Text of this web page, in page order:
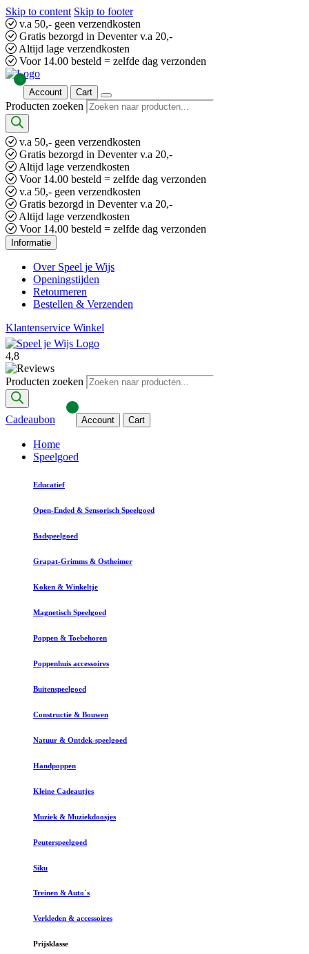
Skip to content Skip to footer
v.a 50,- geen verzendkosten
Gratis bezorgd in Deventer v.a 20,-
Altijd lage verzendkosten
Voor 14.00 besteld = zelfde dag verzonden
Account Cart
Producten zoeken
v.a 50,- geen verzendkosten
Gratis bezorgd in Deventer v.a 20,-
Altijd lage verzendkosten
Voor 14.00 besteld = zelfde dag verzonden
v.a 50,- geen verzendkosten
Gratis bezorgd in Deventer v.a 20,-
Altijd lage verzendkosten
Voor 14.00 besteld = zelfde dag verzonden
Informatie
Over Speel je Wijs
Openingstijden
Retourneren
Bestellen & Verzenden
Klantenservice Winkel
4,8
Producten zoeken
Cadeaubon Account Cart
Home
Speelgoed
Educatief
Open-Ended & Sensorisch Speelgoed
Badspeelgoed
Grapat-Grimms & Ostheimer
Koken & Winkeltje
Magnetisch Speelgoed
Poppen & Toebehoren
Poppenhuis accessoires
Buitenspeelgoed
Constructie & Bouwen
Natuur & Ontdek-speelgoed
Handpoppen
Kleine Cadeautjes
Muziek & Muziekdoosjes
Peuterspeelgoed
Siku
Treinen & Auto`s
Verkleden & accessoires
Prijsklasse